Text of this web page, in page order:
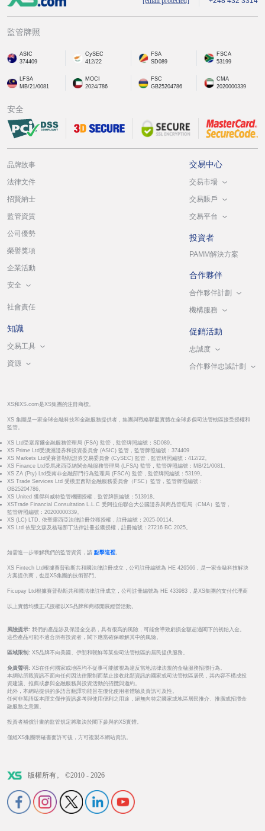
監管牌照
ASIC
374409
CySEC
412/22
FSA
SD089
FSCA
53199
LFSA
MB/21/0081
MOCI
2024/786
FSC
GB25204786
CMA
2020000339
安全
品牌故事
法律文件
招賢納士
監管資質
公司優勢
榮譽獎項
企業活動
安全
社會責任
知識
交易工具
資源
交易中心
交易市場
交易賬戶
交易平台
投資者
PAMM解決方案
合作夥伴
合作夥伴計劃
機構服務
促銷活動
忠誠度
合作夥伴忠誠計劃
XS和XS.com是XS集團的注冊商標。
XS 集團是一家全球金融科技和金融服務提供者，集團與戰略聯盟實體在全球多個司法管轄區接受授權和
監管。
XS Ltd受塞席爾金融服務管理局 (FSA) 監管，監管牌照編號：SD089。
XS Prime Ltd受澳洲證券和投資委員會 (ASIC) 監管，監管牌照編號：374409
XS Markets Ltd受賽普勒斯證券交易委員會 (CySEC) 監管，監管牌照編號：412/22。
XS Finance Ltd受馬來西亞納閩金融服務管理局 (LFSA) 監管，監管牌照編號：MB/21/0081。
XS ZA (Pty) Ltd受南非金融部門行為監理局 (FSCA) 監管，監管牌照編號：53199。
XS Trade Services Ltd 受模里西斯金融服務委員會（FSC）監管，監管牌照編號：
GB25204786。
XS United 獲得科威特監管機關授權，監管牌照編號：513918。
XSTrade Financial Consultation L.L.C 受阿拉伯聯合大公國證券與商品管理局（CMA）監管，
監管牌照編號：20200000339。
XS (LC) LTD. 依聖露西亞法律註冊並獲授權，註冊編號：2025-00114。
XS Ltd 依聖文森及格瑞那丁法律註冊並獲授權，註冊編號：27216 BC 2025。
如需進一步瞭解我們的監管資質，請 點擊這裡。
XS Fintech Ltd根據賽普勒斯共和國法律註冊成立，公司註冊編號為 HE 426566，是一家金融科技解決
方案提供商，也是XS集團的技術部門。
Ficupay Ltd根據賽普勒斯共和國法律註冊成立，公司註冊編號為 HE 433983，是XS集團的支付代理商
以上實體均獲正式授權以XS品牌和商標開展經營活動。
風險提示: 我們的產品涉及保證金交易，具有很高的風險，可能會導致虧損金額超過閣下的初始入金。
這些產品可能不適合所有投資者，閣下應當確保瞭解其中的風險。
區域限制: XS品牌不向美國、伊朗和朝鮮等某些司法管轄區的居民提供服務。
免責聲明: XS在任何國家或地區均不從事可能被視為違反當地法律法規的金融服務招攬行為。
本網站所載資訊不面向任何因法律限制而禁止接收此類資訊的國家或司法管轄區居民，其內容不構成投
資建議、推薦或參與金融服務與投資活動的招攬與邀約。
此外，本網站提供的多語言翻譯功能旨在優化使用者體驗及資訊可及性。
任何非英語版本譯文僅作資訊參考與使用便利之用途，絕無向特定國家或地區居民推介、推廣或招攬金
融服務之意圖。
投資者補償計畫的監管規定將取決於閣下參與的XS實體。
僅經XS集團明確書面許可後，方可複製本網站資訊。
版權所有。 ©2010 - 2026